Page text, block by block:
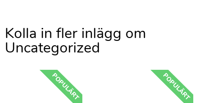
Kolla in fler inlägg om ​
Uncategorized
POPULÄRT POPULÄRT